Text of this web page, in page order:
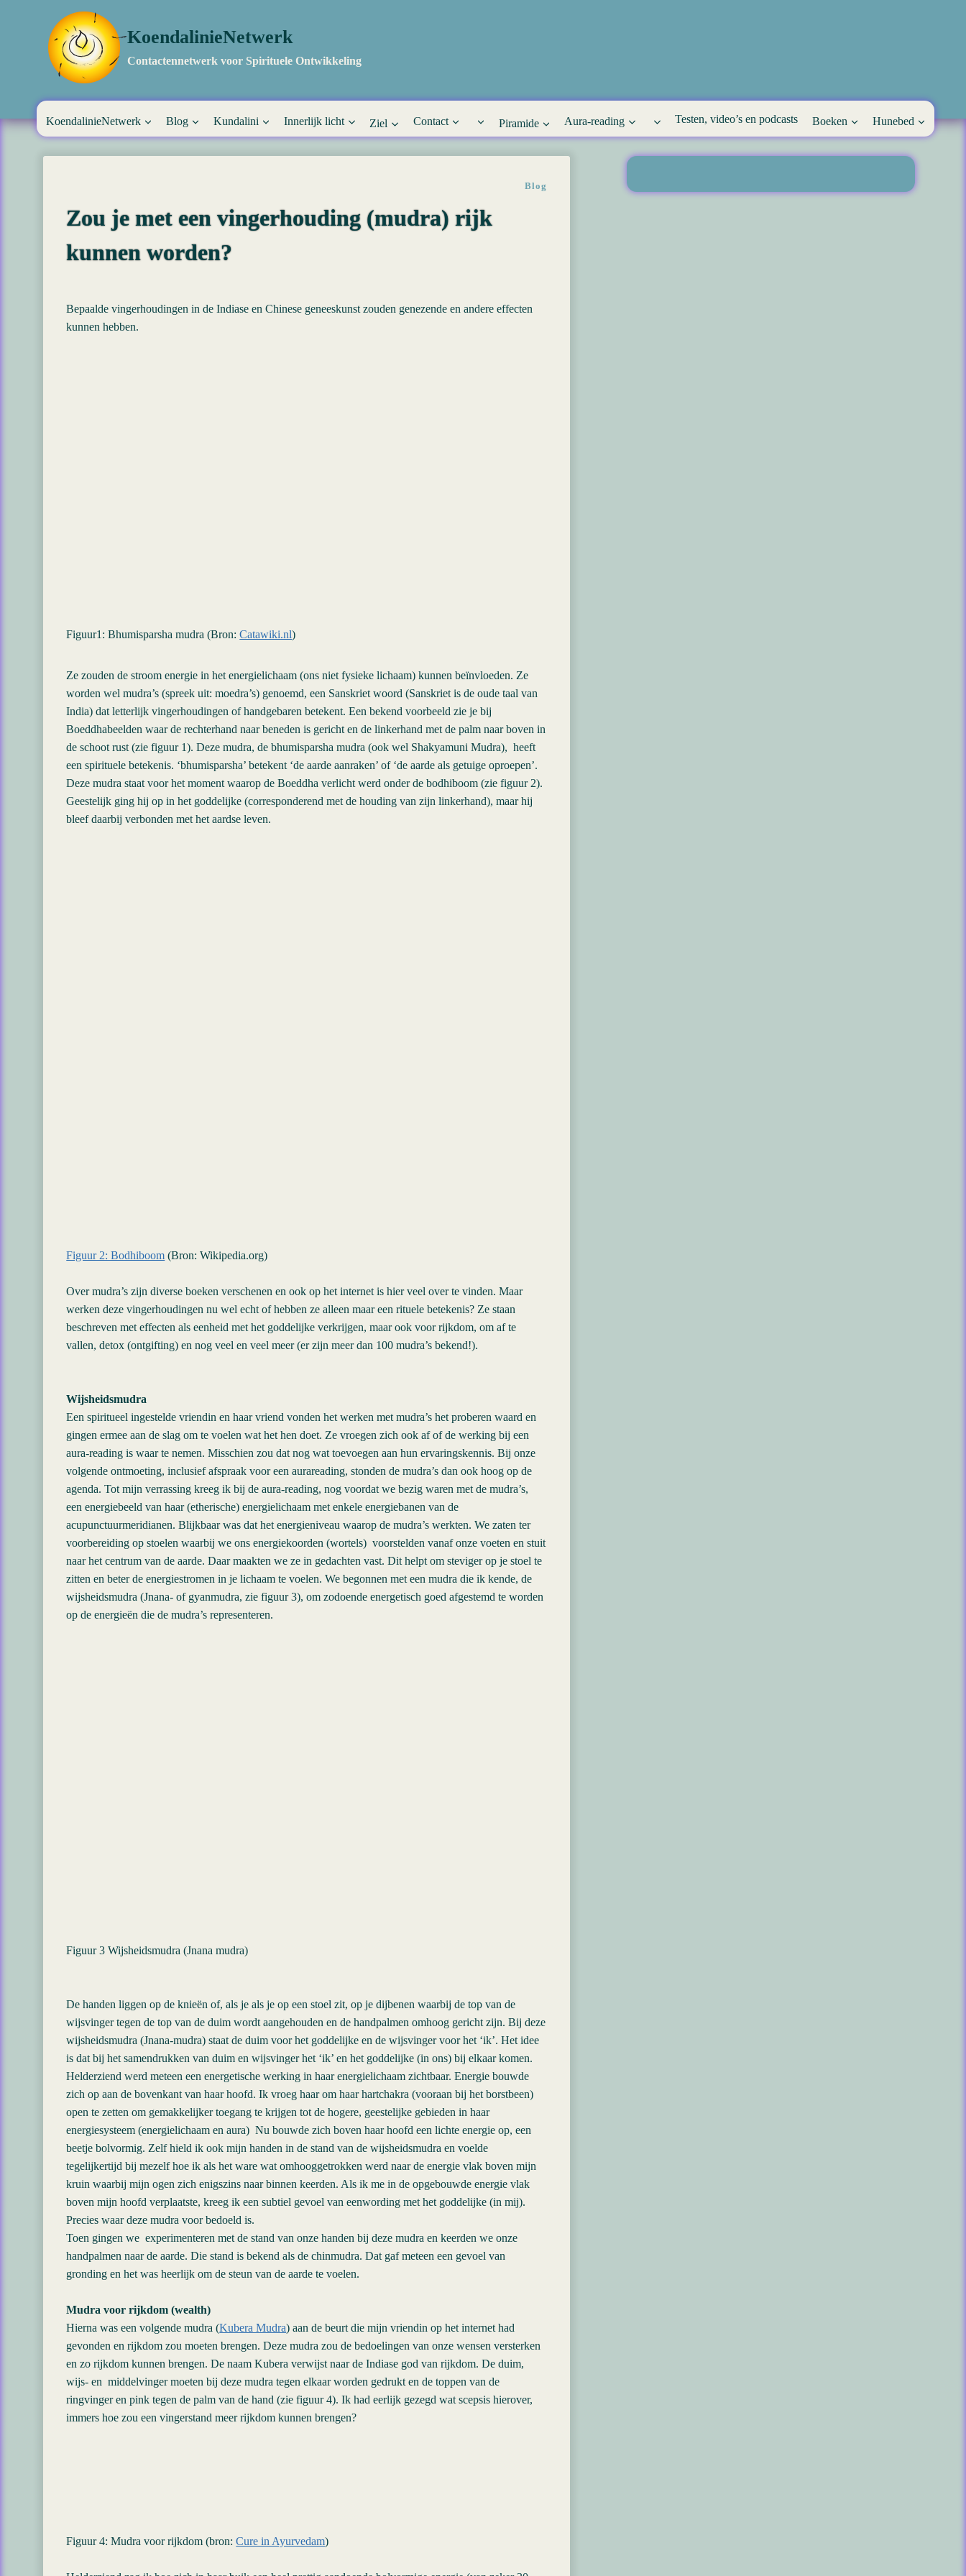
KoendalinieNetwerk
Contactennetwerk voor Spirituele Ontwikkeling
KoendalinieNetwerk Blog Kundalini Innerlijk licht Ziel Contact Piramide Aura-reading Testen, video’s en podcasts Boeken Hunebed
Blog
Zou je met een vingerhouding (mudra) rijk
kunnen worden?
Bepaalde vingerhoudingen in de Indiase en Chinese geneeskunst zouden genezende en andere effecten
kunnen hebben.
Figuur1: Bhumisparsha mudra (Bron:Catawiki.nl)
Ze zouden de stroom energie in het energielichaam (ons niet fysieke lichaam) kunnen beïnvloeden. Ze
worden wel mudra’s (spreek uit: moedra’s) genoemd, een Sanskriet woord (Sanskriet is de oude taal van
India) dat letterlijk vingerhoudingen of handgebaren betekent. Een bekend voorbeeld zie je bij
Boeddhabeelden waar de rechterhand naar beneden is gericht en de linkerhand met de palm naar boven in
de schoot rust (zie figuur 1). Deze mudra, de bhumisparsha mudra (ook wel Shakyamuni Mudra), heeft
een spirituele betekenis. ‘bhumisparsha’ betekent ‘de aarde aanraken’ of ‘de aarde als getuige oproepen’.
Deze mudra staat voor het moment waarop de Boeddha verlicht werd onder de bodhiboom (zie figuur 2).
Geestelijk ging hij op in het goddelijke (corresponderend met de houding van zijn linkerhand), maar hij
bleef daarbij verbonden met het aardse leven.
Figuur 2: Bodhiboom (Bron: Wikipedia.org)
Over mudra’s zijn diverse boeken verschenen en ook op het internet is hier veel over te vinden. Maar
werken deze vingerhoudingen nu wel echt of hebben ze alleen maar een rituele betekenis? Ze staan
beschreven met effecten als eenheid met het goddelijke verkrijgen, maar ook voor rijkdom, om af te
vallen, detox (ontgifting) en nog veel en veel meer (er zijn meer dan 100 mudra’s bekend!).
Wijsheidsmudra
Een spiritueel ingestelde vriendin en haar vriend vonden het werken met mudra’s het proberen waard en
gingen ermee aan de slag om te voelen wat het hen doet. Ze vroegen zich ook af of de werking bij een
aura-reading is waar te nemen. Misschien zou dat nog wat toevoegen aan hun ervaringskennis. Bij onze
volgende ontmoeting, inclusief afspraak voor een aurareading, stonden de mudra’s dan ook hoog op de
agenda. Tot mijn verrassing kreeg ik bij de aura-reading, nog voordat we bezig waren met de mudra’s,
een energiebeeld van haar (etherische) energielichaam met enkele energiebanen van de
acupunctuurmeridianen. Blijkbaar was dat het energieniveau waarop de mudra’s werkten. We zaten ter
voorbereiding op stoelen waarbij we ons energiekoorden (wortels) voorstelden vanaf onze voeten en stuit
naar het centrum van de aarde. Daar maakten we ze in gedachten vast. Dit helpt om steviger op je stoel te
zitten en beter de energiestromen in je lichaam te voelen. We begonnen met een mudra die ik kende, de
wijsheidsmudra (Jnana- of gyanmudra, zie figuur 3), om zodoende energetisch goed afgestemd te worden
op de energieën die de mudra’s representeren.
Figuur 3 Wijsheidsmudra (Jnana mudra)
De handen liggen op de knieën of, als je als je op een stoel zit, op je dijbenen waarbij de top van de
wijsvinger tegen de top van de duim wordt aangehouden en de handpalmen omhoog gericht zijn. Bij deze
wijsheidsmudra (Jnana-mudra) staat de duim voor het goddelijke en de wijsvinger voor het ‘ik’. Het idee
is dat bij het samendrukken van duim en wijsvinger het ‘ik’ en het goddelijke (in ons) bij elkaar komen.
Helderziend werd meteen een energetische werking in haar energielichaam zichtbaar. Energie bouwde
zich op aan de bovenkant van haar hoofd. Ik vroeg haar om haar hartchakra (vooraan bij het borstbeen)
open te zetten om gemakkelijker toegang te krijgen tot de hogere, geestelijke gebieden in haar
energiesysteem (energielichaam en aura) Nu bouwde zich boven haar hoofd een lichte energie op, een
beetje bolvormig. Zelf hield ik ook mijn handen in de stand van de wijsheidsmudra en voelde
tegelijkertijd bij mezelf hoe ik als het ware wat omhooggetrokken werd naar de energie vlak boven mijn
kruin waarbij mijn ogen zich enigszins naar binnen keerden. Als ik me in de opgebouwde energie vlak
boven mijn hoofd verplaatste, kreeg ik een subtiel gevoel van eenwording met het goddelijke (in mij).
Precies waar deze mudra voor bedoeld is.
Toen gingen we experimenteren met de stand van onze handen bij deze mudra en keerden we onze
handpalmen naar de aarde. Die stand is bekend als de chinmudra. Dat gaf meteen een gevoel van
gronding en het was heerlijk om de steun van de aarde te voelen.
Mudra voor rijkdom (wealth)
Hierna was een volgende mudra (Kubera Mudra) aan de beurt die mijn vriendin op het internet had
gevonden en rijkdom zou moeten brengen. Deze mudra zou de bedoelingen van onze wensen versterken
en zo rijkdom kunnen brengen. De naam Kubera verwijst naar de Indiase god van rijkdom. De duim,
wijs- en middelvinger moeten bij deze mudra tegen elkaar worden gedrukt en de toppen van de
ringvinger en pink tegen de palm van de hand (zie figuur 4). Ik had eerlijk gezegd wat scepsis hierover,
immers hoe zou een vingerstand meer rijkdom kunnen brengen?
Figuur 4: Mudra voor rijkdom (bron:Cure in Ayurvedam)